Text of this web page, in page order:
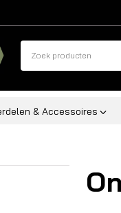
& Accessoires